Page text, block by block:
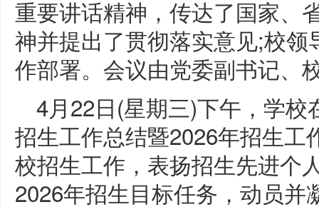
重要讲话精神，传达了国家、
神并提出了贯彻落实意见;校
作部署。会议由党委副书记、
4月22日(星期三)下午，学
招生工作总结暨2026年招生
校招生工作，表扬招生先进个
2026年招生目标任务，动员